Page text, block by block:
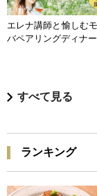
エレナ講師と愉しむ
バペアリングディナー
すべて見る
ランキング